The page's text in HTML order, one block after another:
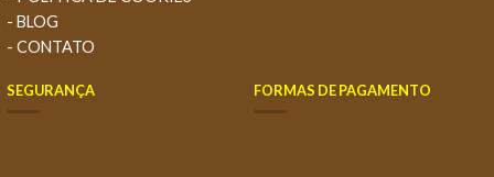
- BLOG
- CONTATO
SEGURANÇA FORMAS DE PAGAMENTO